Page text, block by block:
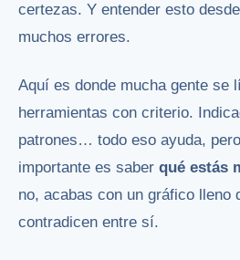
certezas. Y entender esto
muchos errores.
Aquí es donde mucha gente se
herramientas con criterio.
patrones… todo eso ayuda,
importante es saber qué estás
no, acabas con un gráfico lleno
contradicen entre sí.